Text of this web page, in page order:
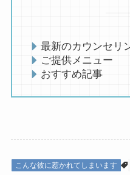
最新のカウンセリ
ご提供メニュー
おすすめ記事
こんな彼に惹かれてしまいます